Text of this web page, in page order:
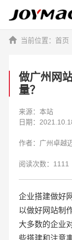
首页
做广州网
量？
来源：本站
日期：
作者：广州卓越
阅读次数：1111
企业搭建做好
以做好网站制
大多数的企业
些搭建和注意